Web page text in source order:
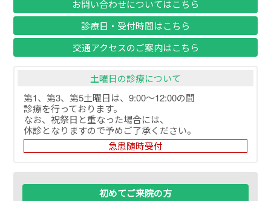
お問い合わせについてはこちら
診療日・受付時間はこちら
交通アクセスのご案内はこちら
土曜日の診療について
第1、第3、第5土曜日は、9:00～12:00の間
診療を行っております。
なお、祝祭日と重なった場合には、
休診となりますので予めご了承ください。
急患随時受付
初めてご来院の方